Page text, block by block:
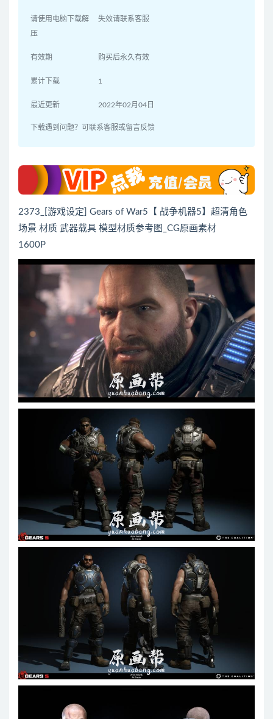
请使用电脑下载解
压
失效请联系客服
有效期 购买后永久有效
累计下载 1
最近更新 2022年02月04日
下载遇到问题？可联系客服或留言反馈
2373_[游戏设定] Gears of War5【 战争机器5】超清角色
场景 材质 武器载具 模型材质参考图_CG原画素材
1600P